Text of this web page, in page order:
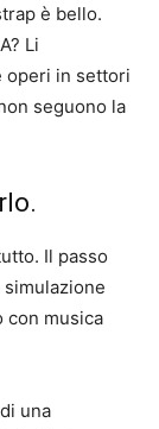
è bello.
Li
operi in settori
seguono la
Il passo
con musica
una